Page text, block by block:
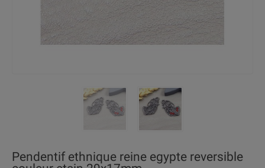
Pendentif ethnique reine egypte reversible